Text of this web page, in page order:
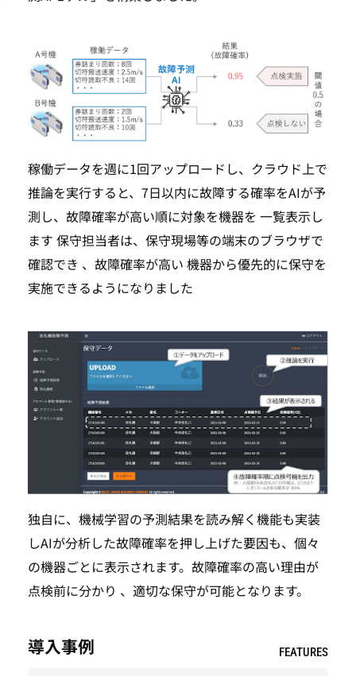
稼働データを週に1回アップロードし、クラウド上で
推論を実行すると、7日以内に故障する確率をAIが予
測し、故障確率が高い順に対象を機器を 一覧表示し
ます 保守担当者は、保守現場等の端末のブラウザで
確認でき 、故障確率が高い 機器から優先的に保守を
実施できるようになりました
独自に、機械学習の予測結果を読み解く機能も実装
しAIが分析した故障確率を押し上げた要因も、個々
の機器ごとに表示されます。故障確率の高い理由が
点検前に分かり 、適切な保守が可能となります。
導入事例 FEATURES